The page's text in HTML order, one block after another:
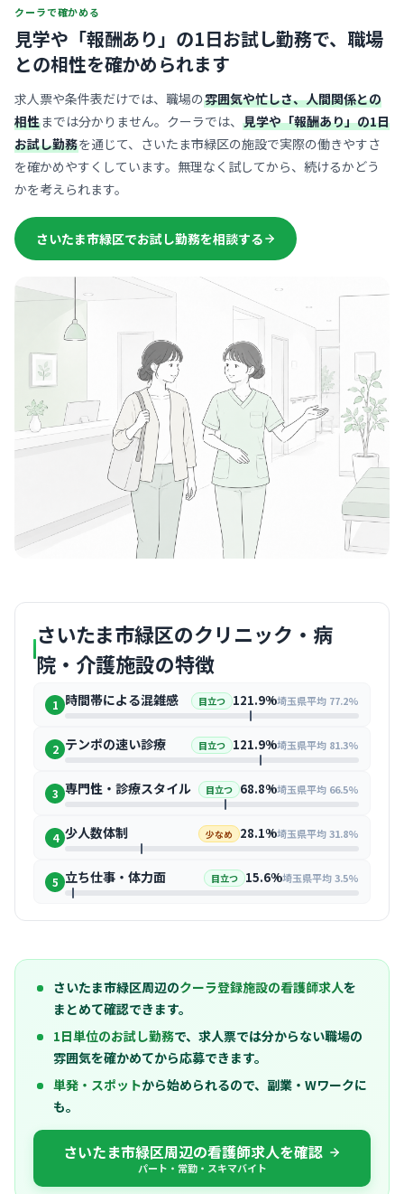
クーラで確かめる
見学や「報酬あり」の1日お試し勤務で、 職場
との相性を確かめられます
求人票や条件表だけでは、職場の雰囲気や忙しさ、人間関係との
相性までは分かりません。クーラでは、 見学や「報酬あり」の1日
お試し勤務を通じて、さいたま市緑区の施設で実際の働きやすさ
を確かめやすくしています。無理なく試してから、続けるかどう
かを考えられます。
さいたま市緑区でお試し勤務を相談する
さいたま市緑区のクリニック・病
院・介護施設の特徴
1 時間帯による混雑感 目立つ 121.9%埼玉県平均 77.2%
2 テンポの速い診療 目立つ 121.9%埼玉県平均 81.3%
3 専門性・診療スタイル 目立つ 68.8%埼玉県平均 66.5%
4 少人数体制 少なめ 28.1%埼玉県平均 31.8%
5 立ち仕事・体力面 目立つ 15.6%埼玉県平均 3.5%
さいたま市緑区周辺のクーラ登録施設の看護師求人を
まとめて確認できます。
1日単位のお試し勤務で、求人票では分からない職場の
雰囲気を確かめてから応募できます。
単発・スポットから始められるので、副業・Wワークに
も。
さいたま市緑区周辺の看護師求人を確認
パート・常勤・スキマバイト